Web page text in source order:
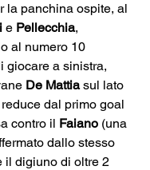
la panchina ospite, al
e Pellecchia,
al numero 10
giocare a sinistra,
De Mattia sul lato
dal primo goal
contro il Faiano (una
dallo stesso
il digiuno di oltre 2